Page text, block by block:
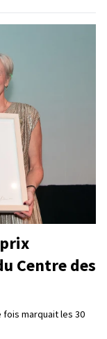
Centre des
marquait les 30